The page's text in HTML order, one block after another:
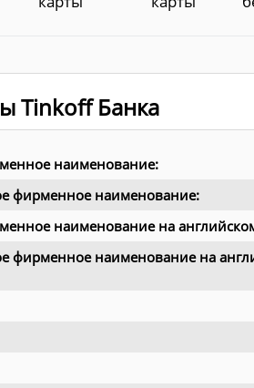
Tinkoff Банка
наименование:
фирменное наименование:
наименование на
фирменное наименование на